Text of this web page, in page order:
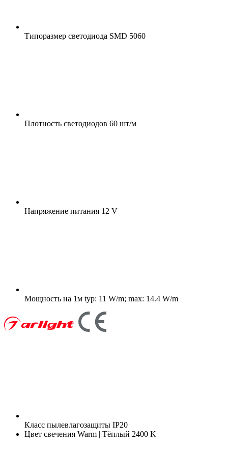
Типоразмер светодиода SMD 5060
Плотность светодиодов 60 шт/м
Напряжение питания 12 V
Мощность на 1м typ: 11 W/m; max: 14.4 W/m
Класс пылевлагозащиты IP20
Цвет свечения Warm | Тёплый 2400 K